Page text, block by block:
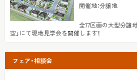
開催地：分譲地
全77区画の大型分譲
空」にて現地見学会を開催します！
フェア・相談会